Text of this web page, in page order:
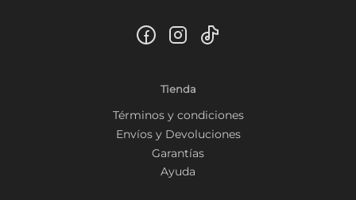
Tienda
Términos y condiciones
Envíos y Devoluciones
Garantías
Ayuda